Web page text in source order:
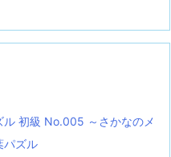
ル 初級 No.005 ～さかなのメ
パズル